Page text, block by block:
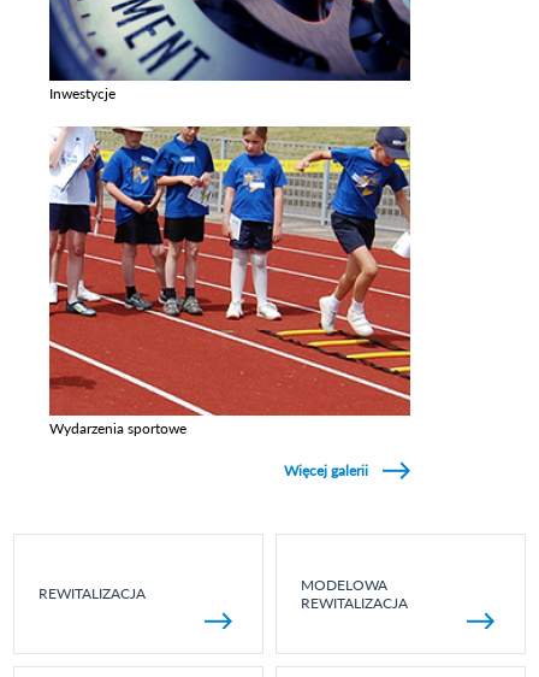
Inwestycje
Wydarzenia sportowe
Więcej galerii
REWITALIZACJA
MODELOWA
REWITALIZACJA